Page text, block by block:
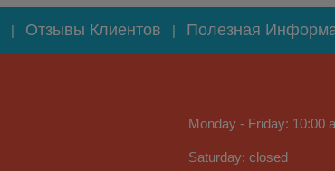
| Отзывы Клиентов | Полезная
Monday - Friday: 10:00
Saturday: closed